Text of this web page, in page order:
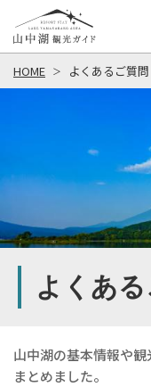
HOME よくあるご質問
よくある
山中湖の基本情報や
まとめました。